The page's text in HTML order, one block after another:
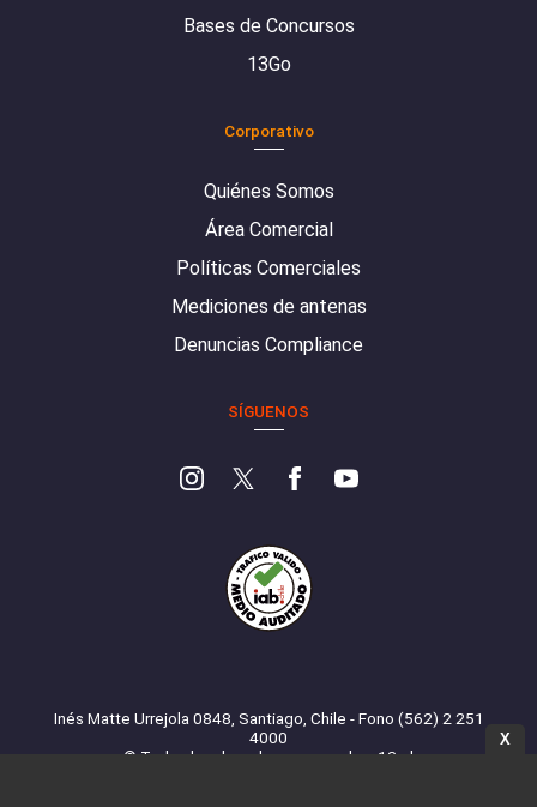
Bases de Concursos
13Go
Corporativo
Quiénes Somos
Área Comercial
Políticas Comerciales
Mediciones de antenas
Denuncias Compliance
SÍGUENOS
Inés Matte Urrejola 0848, Santiago, Chile - Fono (562) 2 251
4000
© Todos los derechos reservados. 13.cl
X